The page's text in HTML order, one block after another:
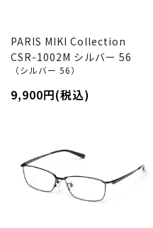
PARIS MIKI Collection
CSR-1002M シルバー 56
（シルバー 56）
9,900円(税込)